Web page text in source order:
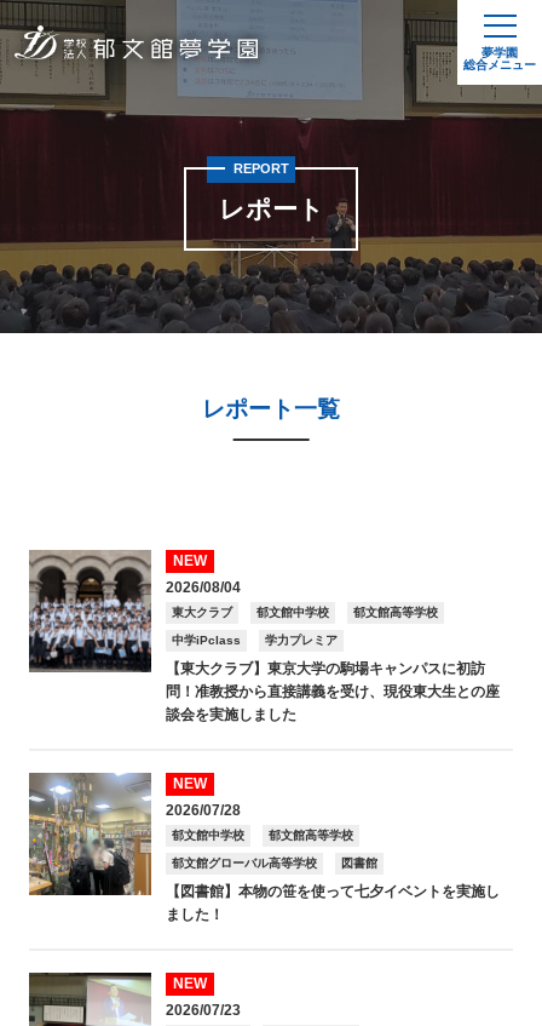
夢学園
総合メニュー
レポート
REPORT
レポート一覧
NEW
2026/08/04
東大クラブ 郁文館中学校 郁文館高等学校
中学iPclass 学力プレミア
【東大クラブ】東京大学の駒場キャンパスに初訪
問！准教授から直接講義を受け、現役東大生との座
談会を実施しました
NEW
2026/07/28
郁文館中学校 郁文館高等学校
郁文館グローバル高等学校 図書館
【図書館】本物の笹を使って七夕イベントを実施し
ました！
NEW
2026/07/23